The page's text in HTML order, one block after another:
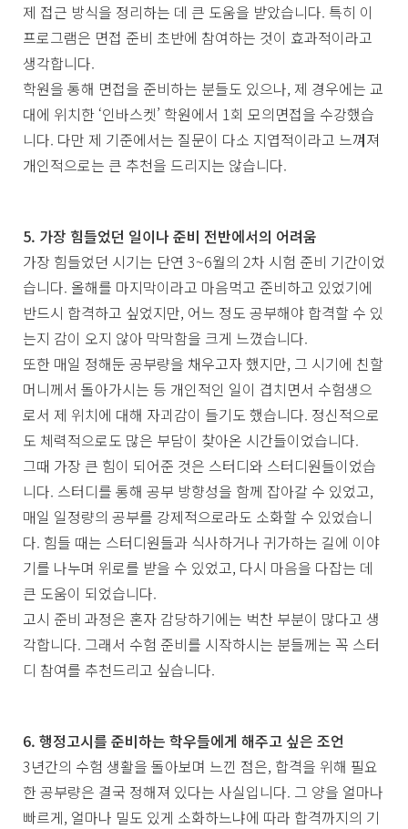
제 접근 방식을 정리하는 데 큰 도움을 받았습니다. 특히 이
프로그램은 면접 준비 초반에 참여하는 것이 효과적이라고
생각합니다.
학원을 통해 면접을 준비하는 분들도 있으나, 제 경우에는 교
대에 위치한 ‘인바스켓’ 학원에서 1회 모의면접을 수강했습
니다. 다만 제 기준에서는 질문이 다소 지엽적이라고 느껴져
개인적으로는 큰 추천을 드리지는 않습니다.
5. 가장 힘들었던 일이나 준비 전반에서의 어려움
가장 힘들었던 시기는 단연 3~6월의 2차 시험 준비 기간이었
습니다. 올해를 마지막이라고 마음먹고 준비하고 있었기에
반드시 합격하고 싶었지만, 어느 정도 공부해야 합격할 수 있
는지 감이 오지 않아 막막함을 크게 느꼈습니다.
또한 매일 정해둔 공부량을 채우고자 했지만, 그 시기에 친할
머니께서 돌아가시는 등 개인적인 일이 겹치면서 수험생으
로서 제 위치에 대해 자괴감이 들기도 했습니다. 정신적으로
도 체력적으로도 많은 부담이 찾아온 시간들이었습니다.
그때 가장 큰 힘이 되어준 것은 스터디와 스터디원들이었습
니다. 스터디를 통해 공부 방향성을 함께 잡아갈 수 있었고,
매일 일정량의 공부를 강제적으로라도 소화할 수 있었습니
다. 힘들 때는 스터디원들과 식사하거나 귀가하는 길에 이야
기를 나누며 위로를 받을 수 있었고, 다시 마음을 다잡는 데
큰 도움이 되었습니다.
고시 준비 과정은 혼자 감당하기에는 벅찬 부분이 많다고 생
각합니다. 그래서 수험 준비를 시작하시는 분들께는 꼭 스터
디 참여를 추천드리고 싶습니다.
6. 행정고시를 준비하는 학우들에게 해주고 싶은 조언
3년간의 수험 생활을 돌아보며 느낀 점은, 합격을 위해 필요
한 공부량은 결국 정해져 있다는 사실입니다. 그 양을 얼마나
빠르게, 얼마나 밀도 있게 소화하느냐에 따라 합격까지의 기